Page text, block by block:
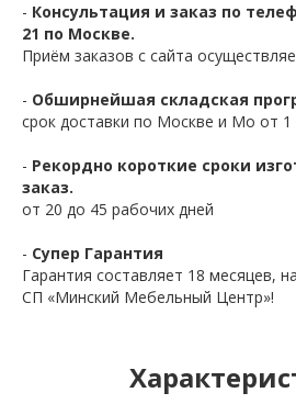
- Консультация и заказ по
21 по Москве.
Приём заказов с сайта
- Обширнейшая складская
срок доставки по Москве и Мо от 1
- Рекордно короткие сроки
заказ.
от 20 до 45 рабочих дней
- Супер Гарантия
Гарантия составляет 18 месяцев,
СП «Минский Мебельный Центр»!